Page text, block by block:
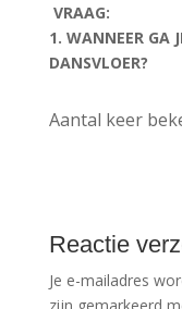
VRAAG:
1. WANNEER GA
DANSVLOER?
Aantal keer
Reactie
Je e-mailadres